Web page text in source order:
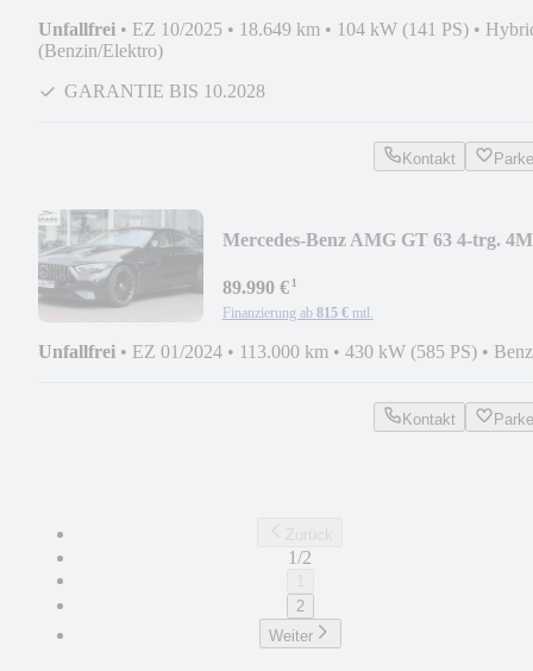
Unfallfrei • EZ 10/2025 • 18.649 km • 104 kW (141 PS) •
(Benzin/Elektro)
GARANTIE BIS 10.2028
Kontakt
Mercedes-Benz AMG GT 63 4-trg.
89.990 €¹
Finanzierung ab 815 € mtl.
Unfallfrei • EZ 01/2024 • 113.000 km • 430 kW (585 PS) •
Kontakt
1/2
2
Weiter